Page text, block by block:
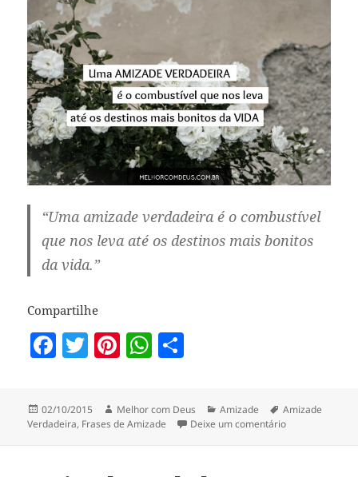
“Uma amizade verdadeira é o combustível
que nos leva até os destinos mais bonitos
da vida.”
Compartilhe
F
e
T
itt
er
Pi
er
es
W
s re
Publicado
em
02/10/2015 Autor
Melhor com Deus Categorias
Amizade Tags
Amizade
Verdadeira, Frases de Amizade Deixe um comentárioem Amizade